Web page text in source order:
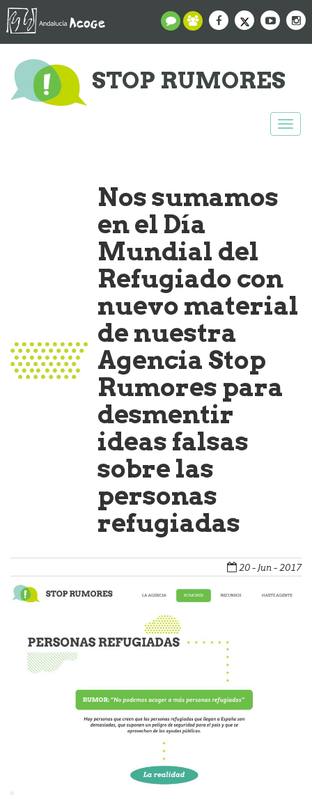
STOP RUMORES
Nos sumamos
en el Día
Mundial del
Refugiado con
nuevo material
de nuestra
Agencia Stop
Rumores para
desmentir
ideas falsas
sobre las
personas
refugiadas
20 - Jun - 2017